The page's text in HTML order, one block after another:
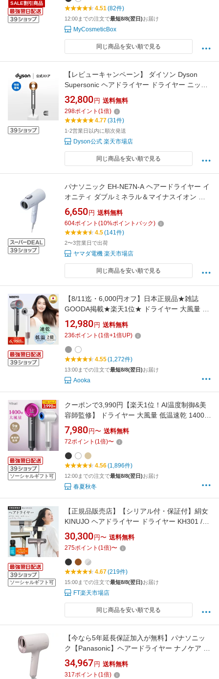
SALE割引商品
4.51(82件)
12:00までの注文で最短8/8(翌日)お届け
MyCosmeticBox
同じ商品を安い順で見る
【レビューキャンペーン】 ダイソン Dyson
Supersonic ヘアドライヤー ドライヤー ニッケ
ル／コッパー HD08BNBC ダイソン公式 新品 ダ
イソンドライヤー ダイソンスーパーソニック
コンパクト ヘアケア ドライヤーダイソン シン
32,800 円 送料無料
298ポイント (1倍)
4.77(31件)
1-2営業日以内に順次発送
Dyson公式 楽天市場店
同じ商品を安い順で見る
パナソニック EH-NE7N-A ヘアードライヤー イ
オニティ ダブルミネラル＆マイナスイオン 低
温ケアモード搭載 アイスブルー
6,650 円 送料無料
604ポイント (10%ポイントバック)
4.5(141件)
2〜3営業日で出荷
ヤマダ電機 楽天市場店
同じ商品を安い順で見る
【8/11迄・6,000円オフ】日本正規品★雑誌
GOODA掲載★楽天1位★ ドライヤー 大風量 ヘ
アドライヤー 静音 速乾 低温 マイナスイオン コ
ンパクト 人気 最新型 1200w 21m/s 冷風 ヘア
ケア 美髪 8モード 静電気 おすすめ 高速 プレゼ
ント NISSYO
12,980 円 送料無料
236ポイント (1倍+1倍UP)
4.55(1,272件)
13:00までの注文で最短8/8(翌日)お届け
Aooka
ソーシャルギフト可
クーポンで3,990円【楽天1位！AI温度制御&美
容師監修】 ドライヤー 大風量 低温速乾 1400w
ヘアドライヤー 9億マイナスイオン 高速風 12
モード調節 ヘアドライヤー 速乾 時短 静電気防
止 静音設計 ダメージ軽減 髪質改善 ヘアケア 美
髪 ツヤ髪 ホワイト グレー 父の日
7,980 円〜 送料無料
72ポイント (1倍)〜
4.56(1,896件)
12:00までの注文で最短8/8(翌日)お届け
春夏秋冬
ソーシャルギフト可
【正規品販売店】【シリアル付・保証付】絹女
KINUJO ヘアドライヤー ドライヤー KH301 /
KH302 KINUJO Hair Dryer 遠赤外線 スカルプ
大風量 うるツヤ速乾 /ボヤージュ Hair Dryer
Voyage HW001/ Silk Premium Dryer HP001-SV
HP001-BR
30,300 円〜 送料無料
275ポイント (1倍)〜
4.67(219件)
15:00までの注文で最短8/8(翌日)お届け
FT楽天市場店
同じ商品を安い順で見る
【今なら5年延長保証加入が無料】パナソニッ
ク【Panasonic】ヘアードライヤー ナノケア さ
くらピンク nanocare 高浸透ナノイー搭載 EH-
NA0K-P【うるおい・速乾・コンパクト】
34,967 円 送料無料
317ポイント (1倍)